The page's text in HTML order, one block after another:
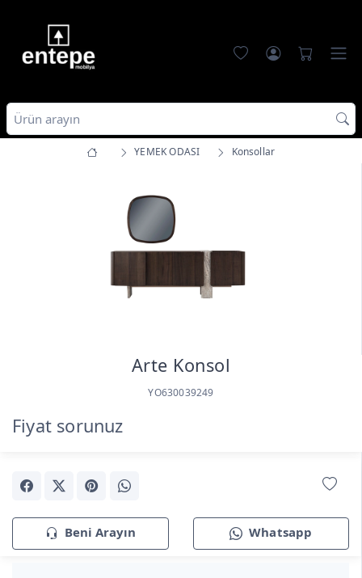
YEMEK ODASI Konsollar
Arte Konsol
YO630039249
Fiyat sorunuz
Beni Arayın Whatsapp